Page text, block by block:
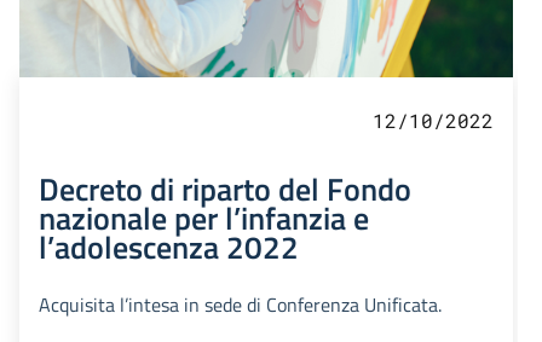
12/10/2022
Decreto di riparto del Fondo
nazionale per l’infanzia e
l’adolescenza 2022
Acquisita l’intesa in sede di Conferenza Unificata.